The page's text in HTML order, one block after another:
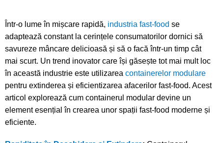
Într-o lume în mișcare rapidă, industria fast-food se
adaptează constant la cerințele consumatorilor dornici să
savureze mâncare delicioasă și să o facă într-un timp cât
mai scurt. Un trend inovator care își găsește tot mai mult loc
în această industrie este utilizarea containerelor modulare
pentru extinderea și eficientizarea afacerilor fast-food. Acest
articol explorează cum containerul modular devine un
element esențial în crearea unor spații fast-food moderne și
eficiente.